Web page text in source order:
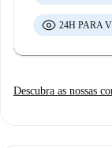
24H PARA
Descubra as nossas